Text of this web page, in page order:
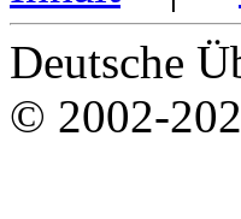
Deutsche
© 2002-